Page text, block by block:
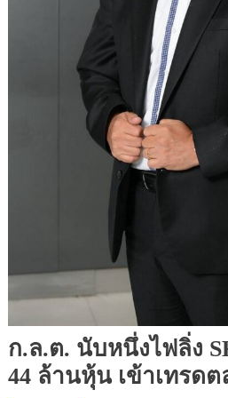
ก.ล.ต. นับหนึ่งไฟลิ่ง
44 ล้านหุ้น เข้าเทรดต